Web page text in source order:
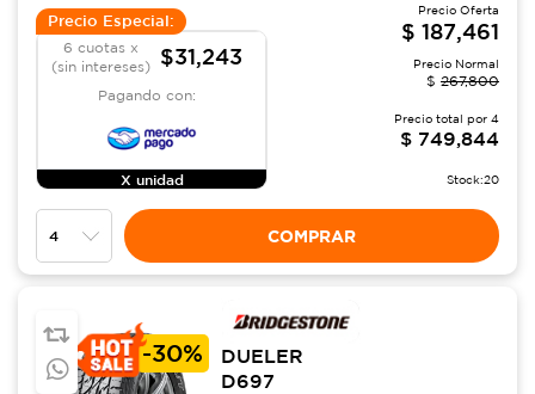
Precio Especial:
6 cuotas x
(sin intereses)
$31,243
Pagando con:
X unidad
Precio Oferta
$ 187,461
Precio Normal
$ 267,800
Precio total por 4
$ 749,844
Stock:20
COMPRAR
-30%
DUELER
D697